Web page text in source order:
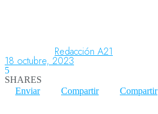
Redacción A21
18 octubre, 2023
5
SHARES
Enviar
Compartir Compartir